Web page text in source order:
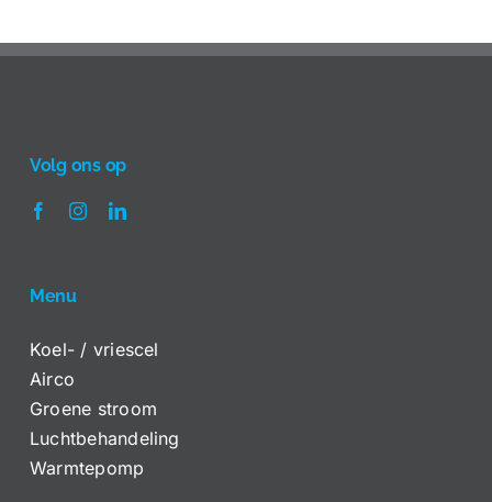
Volg ons op
Menu
Koel- / vriescel
Airco
Groene stroom
Luchtbehandeling
Warmtepomp